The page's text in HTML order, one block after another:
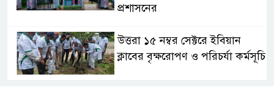
প্রশাসনের
উত্তরা ১৫ নম্বর সেক্টরে ইবিয়ান
ক্লাবের বৃক্ষরোপণ ও পরিচর্যা কর্মসূচি